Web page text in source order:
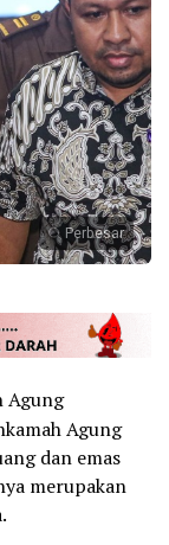
Perbesar
Agung
Agung
dan emas
merupakan